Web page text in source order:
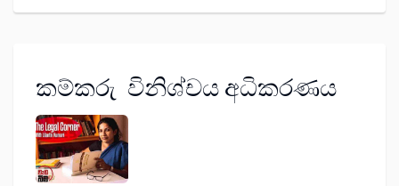
කම්කරු විනිශ්චය අධිකරණය